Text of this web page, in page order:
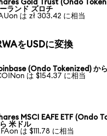
Gold Trust (Ondo
ランド ズロチ
は zł 303.42 に相当
をUSDに変換
(Ondo Tokenized) か
は $154.37 に相当
MSCI EAFE ETF (Ondo
米ドル
は $111.78 に相当